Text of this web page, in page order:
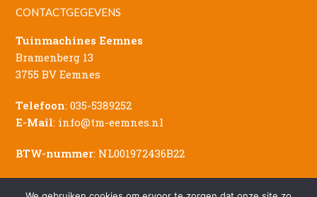
CONTACTGEGEVENS
Tuinmachines Eemnes
Bramenberg 13
3755 BV Eemnes
Telefoon:035-5389252
E-Mail: info@tm-eemnes.nl
BTW-nummer: NL001972436B22